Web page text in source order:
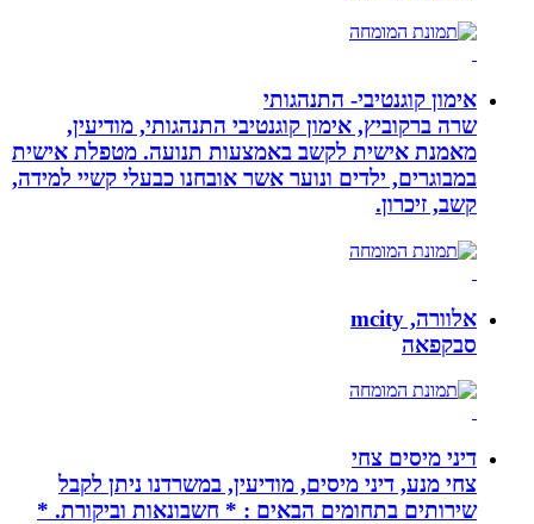
אימון קוגנטיבי- התנהגותי
שרה ברקוביץ, אימון קוגנטיבי התנהגותי, מודיעין,
מאמנת אישית לקשב באמצעות תנועה. מטפלת אישית
במבוגרים, ילדים ונוער אשר אובחנו כבעלי קשיי למידה,
קשב, זיכרון.
אלוורה, mcity
סבקפאה
דיני מיסים צחי
צחי מנע, דיני מיסים, מודיעין, במשרדנו ניתן לקבל
שירותים בתחומים הבאים : * חשבונאות וביקורת. *